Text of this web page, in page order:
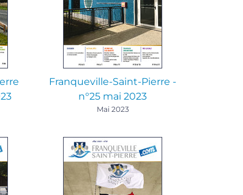
Franqueville-Saint-Pierre -
n°25 mai 2023
Mai 2023